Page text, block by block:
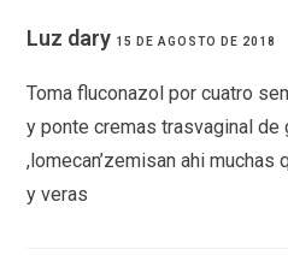
Luz dary 15 DE AGOSTO DE 2018
Toma fluconazol por cuatro
y ponte cremas trasvaginal de
,lomecan’zemisan ahi muchas
y veras